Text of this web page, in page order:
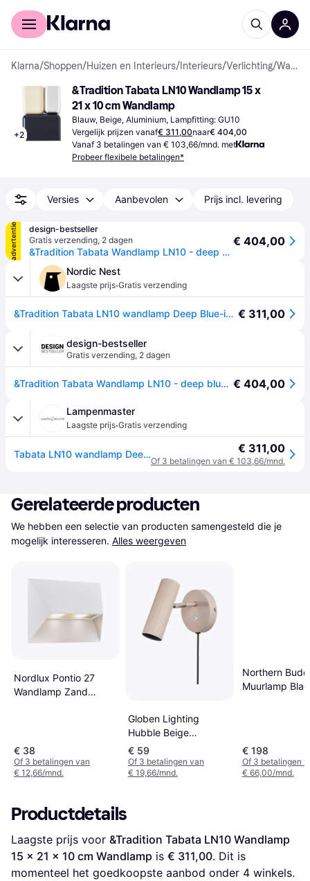
Voor shoppers
Klarna/Shoppen/Huizen en Interieurs/ Interieurs/Verlichting/ Wandlampen
+2
&Tradition Tabata LN10 Wandlamp 15 x
21 x 10 cm Wandlamp
Blauw, Beige, Aluminium, Lampfitting: GU10
Vergelijk prijzen vanaf€ 311,00naar€ 404,00
Vanaf 3 betalingen van € 103,66/mnd. met
Probeer flexibele betalingen*
Versies Aanbevolen Prijs incl. levering
advertentie
design-bestseller
Gratis verzending, 2 dagen
&Tradition Tabata Wandlamp LN10 - deep blue/ivory - meerkleurig
€ 404,00
Nordic Nest
Laagste prijs·Gratis verzending
&Tradition Tabata LN10 wandlamp Deep Blue-ivory € 311,00
design-bestseller
Gratis verzending, 2 dagen
&Tradition Tabata Wandlamp LN10 - deep blue/ivory - meerkleurig € 404,00
Lampenmaster
Laagste prijs·Gratis verzending
Tabata LN10 wandlamp Deep Blue/Ivory - &Tradition - Woonkamer - Designer - Aluminium - Meerdere lampen € 311,00
Of 3 betalingen van € 103,66/mnd.
Gerelateerde producten
We hebben een selectie van producten samengesteld die je
mogelijk interesseren. Alles weergeven
Nordlux Pontio 27
Wandlamp Zand
€ 38
Of 3 betalingen van
€ 12,66/mnd.
Globen Lighting
Hubble Beige
Wandlamp
€ 59
Of 3 betalingen van
€ 19,66/mnd.
Northern
Muurlamp
€ 198
Of 3 betalingen
€ 66,00/mnd.
Productdetails
Laagste prijs voor &Tradition Tabata LN10 Wandlamp
15 x 21 x 10 cm Wandlamp is € 311,00. Dit is
momenteel het goedkoopste aanbod onder 4 winkels.